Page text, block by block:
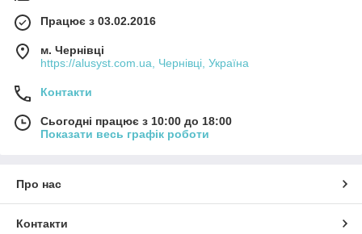
Працює з 03.02.2016
м. Чернівці
https://alusyst.com.ua, Чернівці, Україна
Контакти
Сьогодні працює з 10:00 до 18:00
Показати весь графік роботи
Про нас
Контакти